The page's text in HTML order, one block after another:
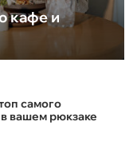
кафе и
самого
вашем рюкзаке